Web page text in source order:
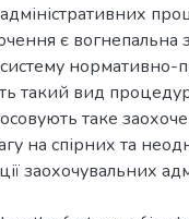
є вогнепальна
нормативно-
такий вид
таке
на спірних та
заохочувальних